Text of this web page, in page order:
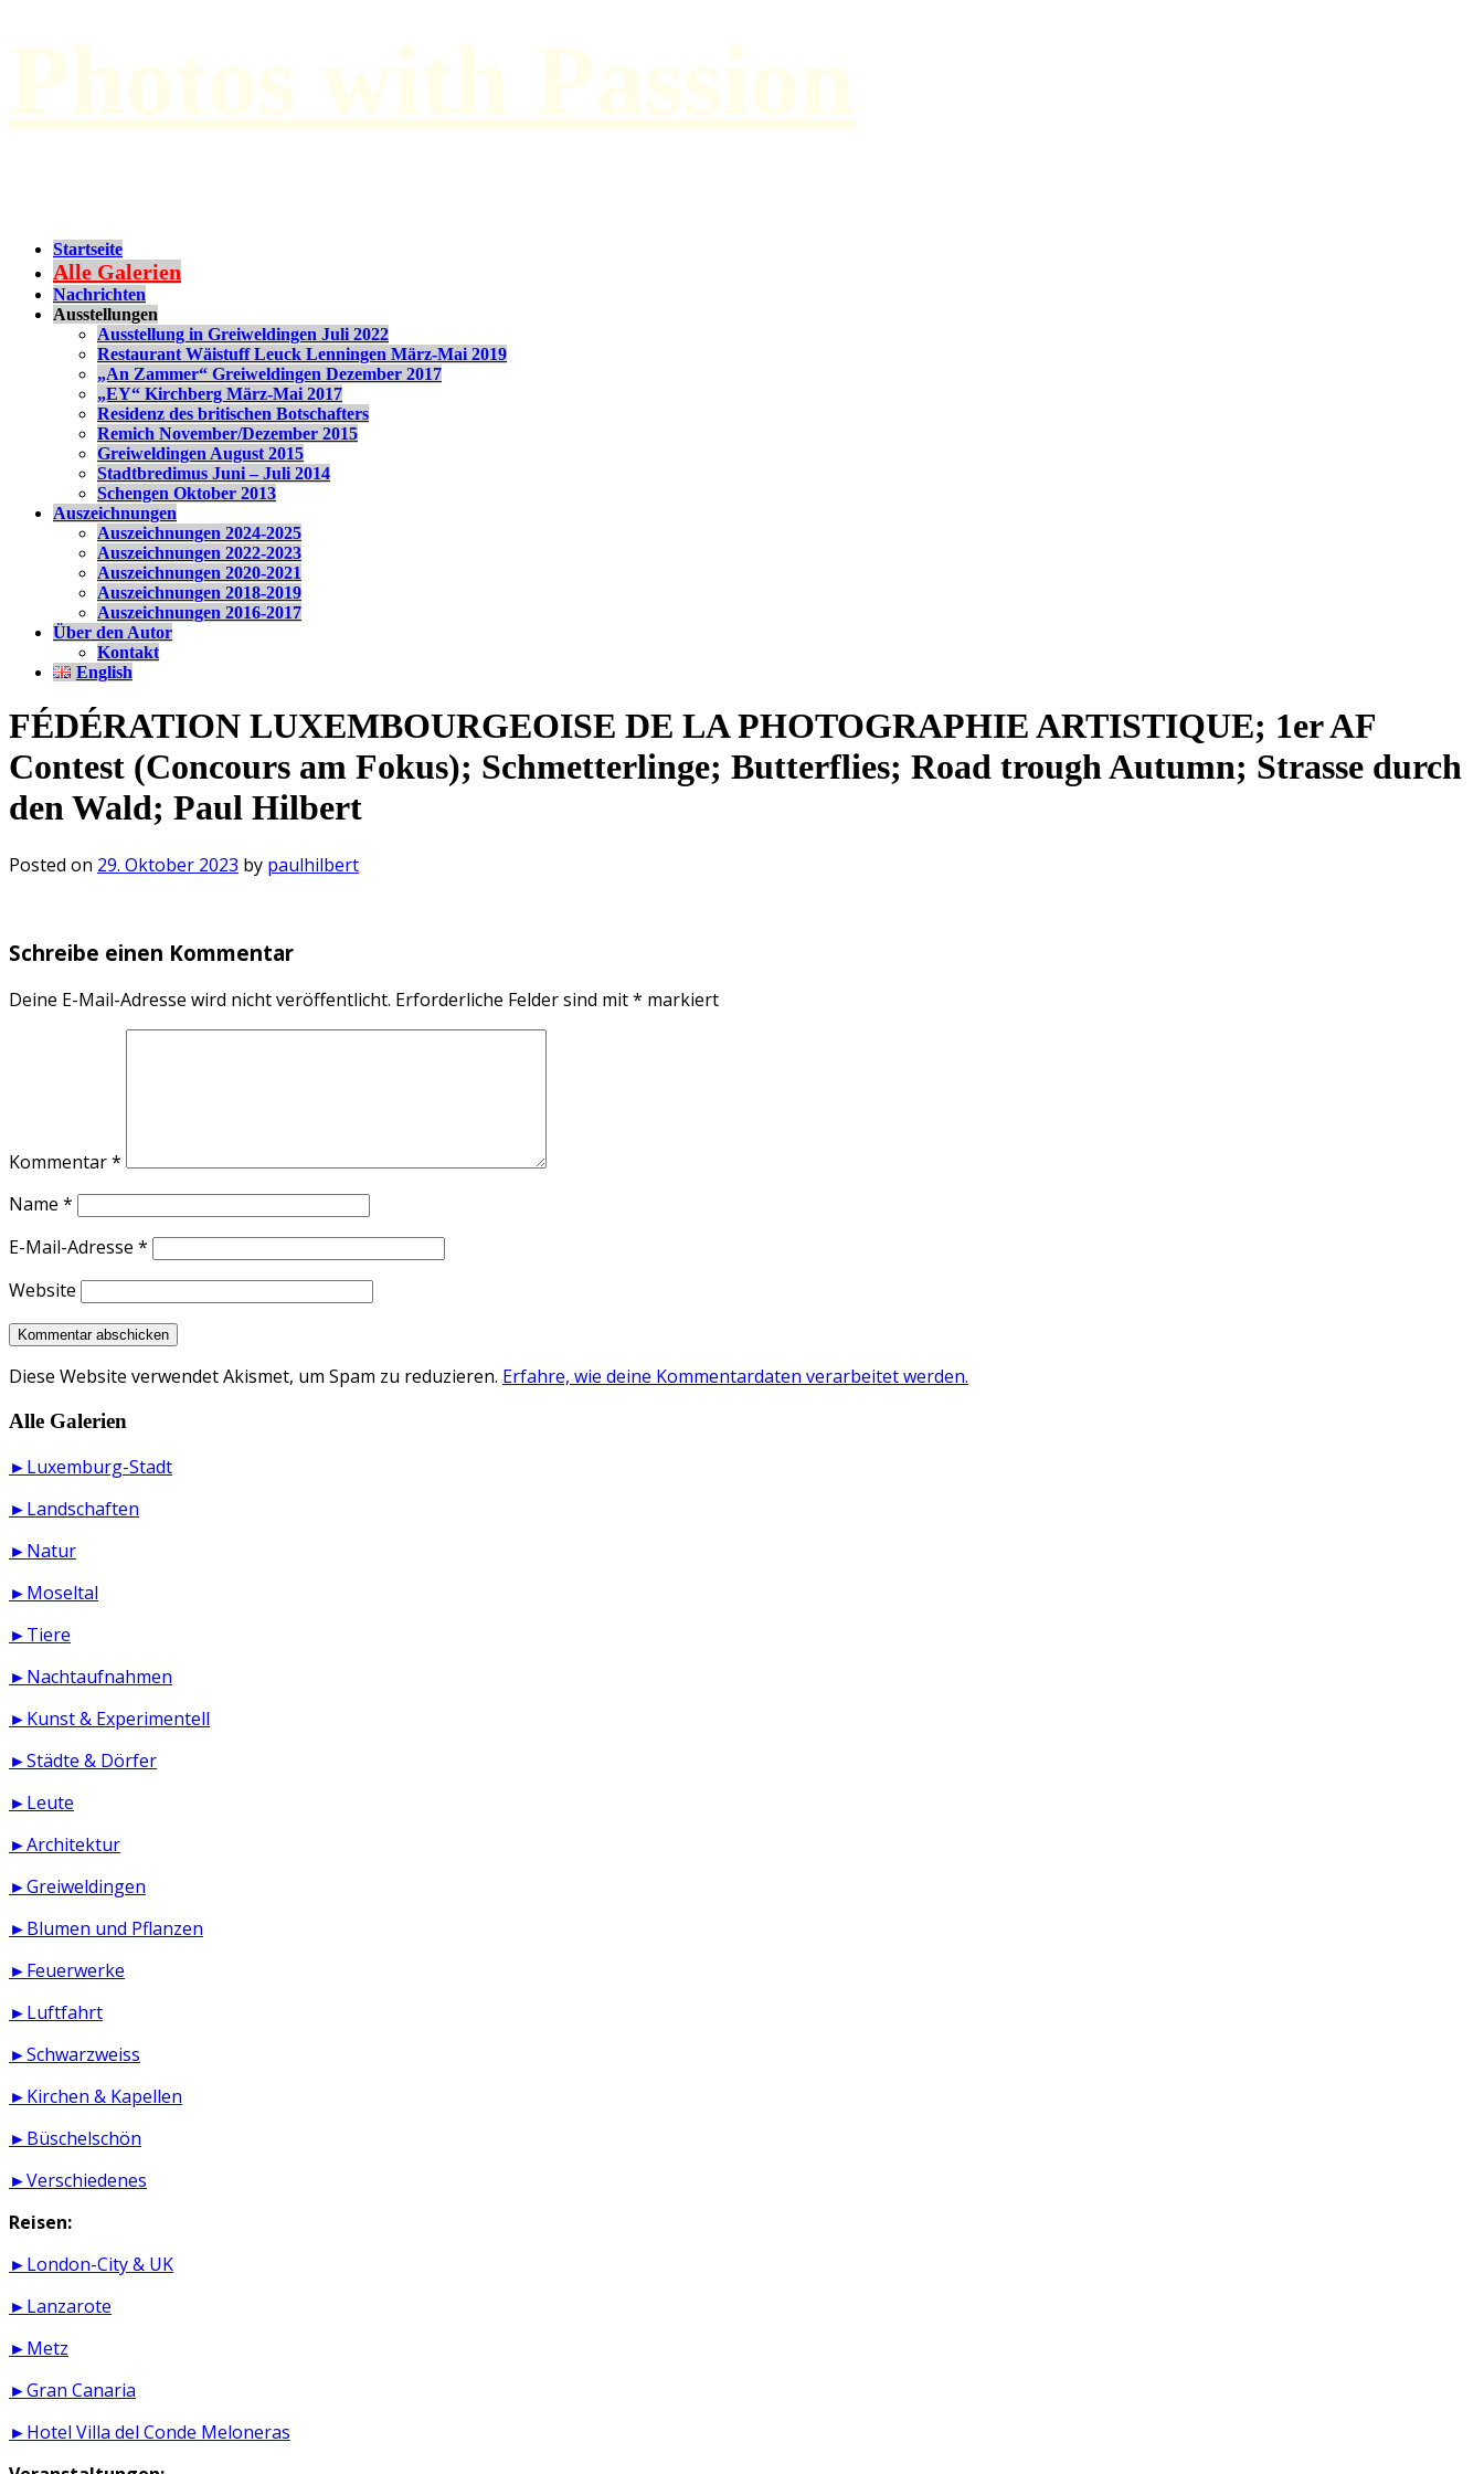
Photos with Passion
Startseite
Alle Galerien
Nachrichten
Ausstellungen
Ausstellung in Greiweldingen Juli 2022
Restaurant Wäistuff Leuck Lenningen März-Mai 2019
„An Zammer“ Greiweldingen Dezember 2017
„EY“ Kirchberg März-Mai 2017
Residenz des britischen Botschafters
Remich November/Dezember 2015
Greiweldingen August 2015
Stadtbredimus Juni – Juli 2014
Schengen Oktober 2013
Auszeichnungen
Auszeichnungen 2024-2025
Auszeichnungen 2022-2023
Auszeichnungen 2020-2021
Auszeichnungen 2018-2019
Auszeichnungen 2016-2017
Über den Autor
Kontakt
English
FÉDÉRATION LUXEMBOURGEOISE DE LA PHOTOGRAPHIE ARTISTIQUE; 1er AF
Contest (Concours am Fokus); Schmetterlinge; Butterflies; Road trough Autumn; Strasse durch
den Wald; Paul Hilbert
Posted on 29. Oktober 2023 by paulhilbert
Schreibe einen Kommentar
Deine E-Mail-Adresse wird nicht veröffentlicht. Erforderliche Felder sind mit* markiert
Kommentar*
Name *
E-Mail-Adresse *
Website
Diese Website verwendet Akismet, um Spam zu reduzieren. Erfahre, wie deine Kommentardaten verarbeitet werden.
Alle Galerien
►Luxemburg-Stadt
►Landschaften
►Natur
►Moseltal
►Tiere
►Nachtaufnahmen
►Kunst & Experimentell
►Städte & Dörfer
►Leute
►Architektur
►Greiweldingen
►Blumen und Pflanzen
►Feuerwerke
►Luftfahrt
►Schwarzweiss
►Kirchen & Kapellen
►Büschelschön
►Verschiedenes
Reisen:
►London-City & UK
►Lanzarote
►Metz
►Gran Canaria
►Hotel Villa del Conde Meloneras